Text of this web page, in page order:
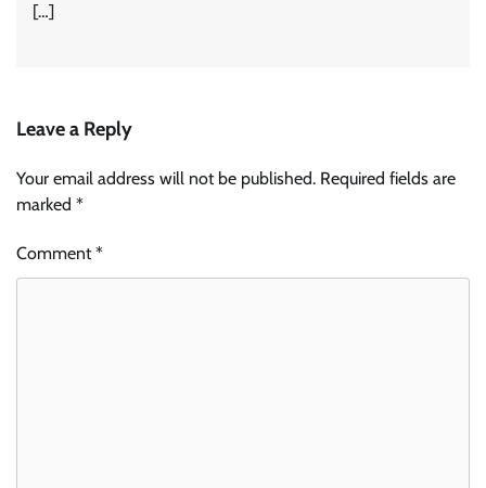
[…]
Leave a Reply
Your email address will not be published. Required fields are
marked *
Comment*